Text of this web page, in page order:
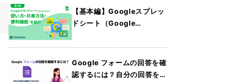
【基本編】Googleスプレッ
ドシート（Google
法・便利機能を紹介
Google フォームの回答を確
認するには？自分の回答を確